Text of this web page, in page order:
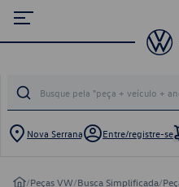
Nova Serrana Entre/registre-se
/Peças VW/Busca Simplificada/